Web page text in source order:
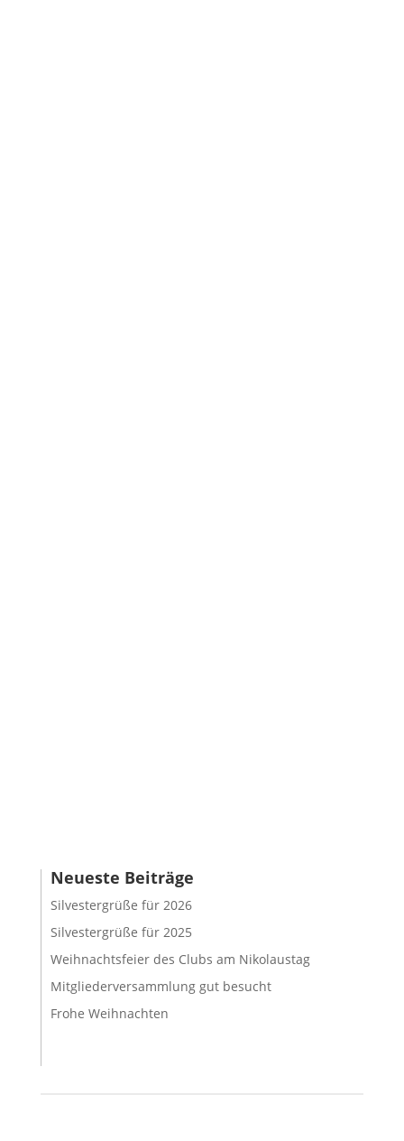
Neueste Beiträge
Silvestergrüße für 2026
Silvestergrüße für 2025
Weihnachtsfeier des Clubs am Nikolaustag
Mitgliederversammlung gut besucht
Frohe Weihnachten